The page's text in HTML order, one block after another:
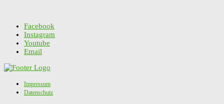
Facebook
Instagram
Youtube
Email
Impressum
Datenschutz